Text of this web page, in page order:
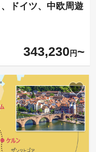
ドイツ、中欧周遊
343,230 円